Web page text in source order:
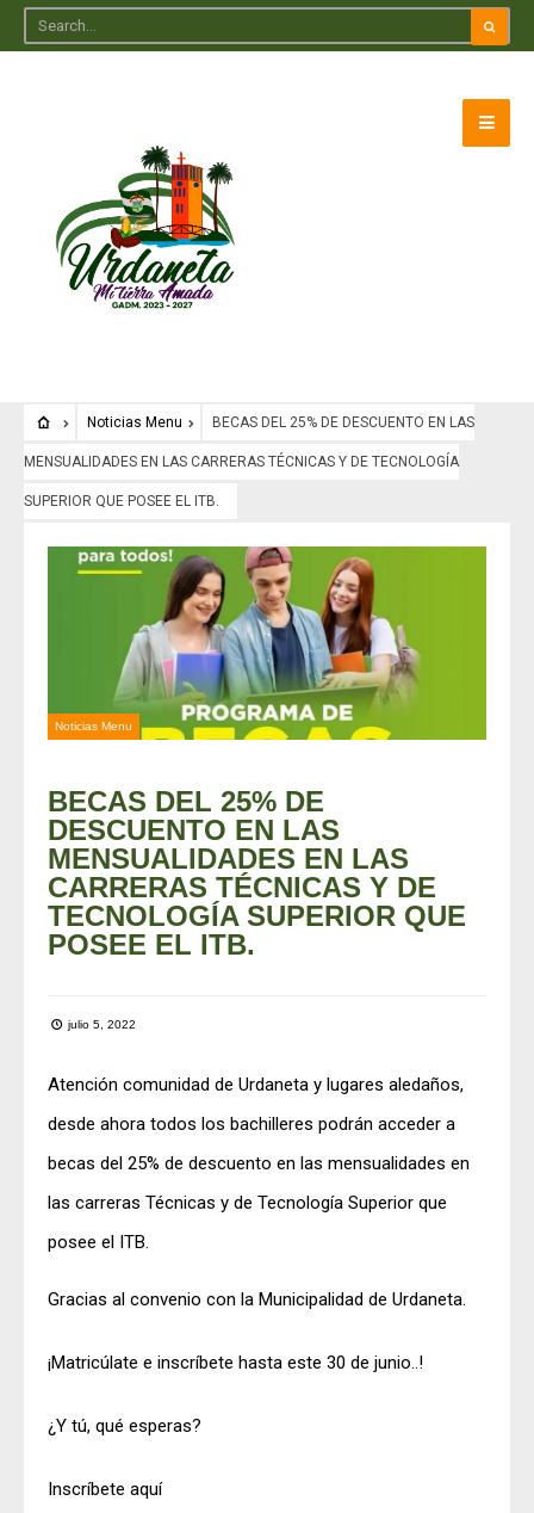
Noticias Menu BECAS DEL 25% DE DESCUENTO EN LAS
MENSUALIDADES EN LAS CARRERAS TÉCNICAS Y DE TECNOLOGÍA
SUPERIOR QUE POSEE EL ITB.
Noticias Menu
BECAS DEL 25% DE
DESCUENTO EN LAS
MENSUALIDADES EN LAS
CARRERAS TÉCNICAS Y DE
TECNOLOGÍA SUPERIOR QUE
POSEE EL ITB.
julio 5, 2022
Atención comunidad de Urdaneta y lugares aledaños,
desde ahora todos los bachilleres podrán acceder a
becas del 25% de descuento en las mensualidades en
las carreras Técnicas y de Tecnología Superior que
posee el ITB.
Gracias al convenio con la Municipalidad de Urdaneta.
¡Matricúlate e inscríbete hasta este 30 de junio..!
¿Y tú, qué esperas?
Inscríbete aquí